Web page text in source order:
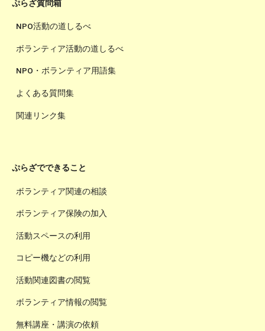
ぷらざ質問箱
NPO活動の道しるべ
ボランティア活動の道しるべ
NPO・ボランティア用語集
よくある質問集
関連リンク集
ぷらざでできること
ボランティア関連の相談
ボランティア保険の加入
活動スペースの利用
コピー機などの利用
活動関連図書の閲覧
ボランティア情報の閲覧
無料講座・講演の依頼